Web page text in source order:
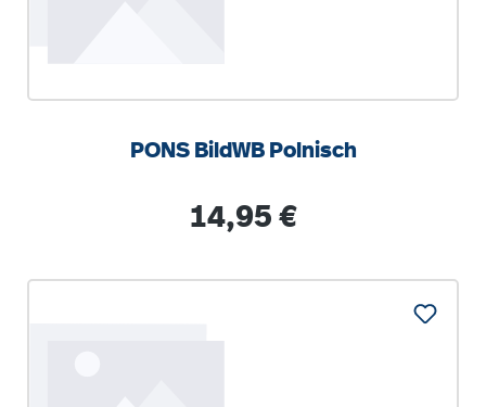
PONS BildWB Polnisch
Regulärer Preis:
14,95 €